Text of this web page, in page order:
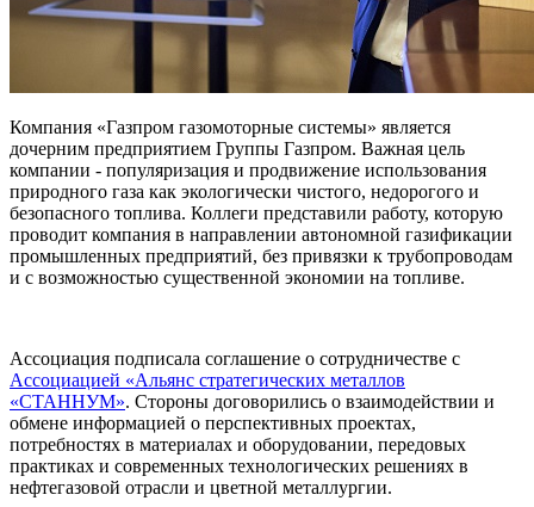
Компания «Газпром газомоторные системы» является
дочерним предприятием Группы Газпром. Важная цель
компании - популяризация и продвижение использования
природного газа как экологически чистого, недорогого и
безопасного топлива. Коллеги представили работу, которую
проводит компания в направлении автономной газификации
промышленных предприятий, без привязки к трубопроводам
и с возможностью существенной экономии на топливе.
Ассоциация подписала соглашение о сотрудничестве с
Ассоциацией «Альянс стратегических металлов
«СТАННУМ». Стороны договорились о взаимодействии и
обмене информацией о перспективных проектах,
потребностях в материалах и оборудовании, передовых
практиках и современных технологических решениях в
нефтегазовой отрасли и цветной металлургии.